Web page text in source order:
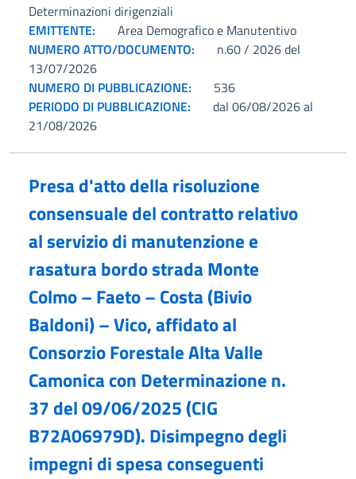
Determinazioni dirigenziali
EMITTENTE:
Area Demografico e Manutentivo
NUMERO ATTO/DOCUMENTO:
n.60 / 2026 del
13/07/2026
NUMERO DI PUBBLICAZIONE:
536
PERIODO DI PUBBLICAZIONE:
dal 06/08/2026 al
21/08/2026
Presa d'atto della risoluzione
consensuale del contratto relativo
al servizio di manutenzione e
rasatura bordo strada Monte
Colmo – Faeto – Costa (Bivio
Baldoni) – Vico, affidato al
Consorzio Forestale Alta Valle
Camonica con Determinazione n.
37 del 09/06/2025 (CIG
B72A06979D). Disimpegno degli
impegni di spesa conseguenti